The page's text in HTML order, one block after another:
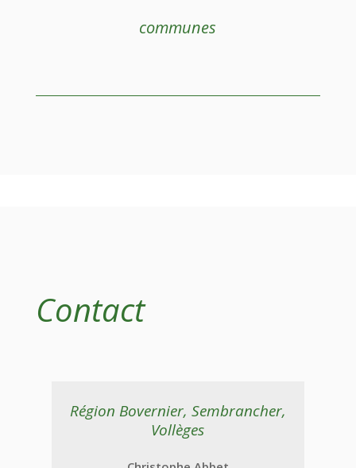
communes
Contact
Région Bovernier, Sembrancher,
Vollèges